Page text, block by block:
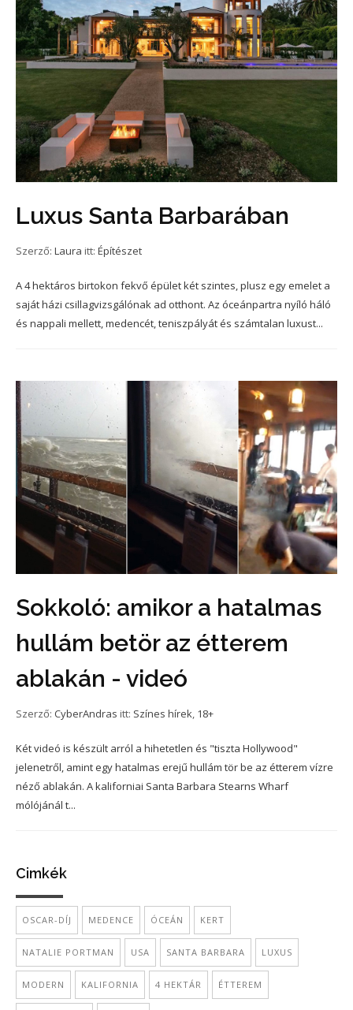
Luxus Santa Barbarában
Szerző: Laura itt: Építészet
A 4 hektáros birtokon fekvő épület két szintes, plusz egy emelet a
saját házi csillagvizsgálónak ad otthont. Az óceánpartra nyíló háló
és nappali mellett, medencét, teniszpályát és számtalan luxust...
Sokkoló: amikor a hatalmas
hullám betör az étterem
ablakán - videó
Szerző: CyberAndras itt: Színes hírek, 18+
Két videó is készült arról a hihetetlen és "tiszta Hollywood"
jelenetről, amint egy hatalmas erejű hullám tör be az étterem vízre
néző ablakán. A kaliforniai Santa Barbara Stearns Wharf
mólójánál t...
Cimkék
OSCAR-DÍJ MEDENCE ÓCEÁN KERT
NATALIE PORTMAN USA SANTA BARBARA LUXUS
MODERN KALIFORNIA 4 HEKTÁR ÉTTEREM